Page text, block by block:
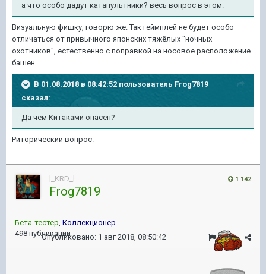
а что особо дадут катапультники? весь вопрос в этом.
Визуальную фишку, говорю же. Так геймплей не будет особо
отличаться от привычного японских тяжёлых "ночных
охотников", естественно с поправкой на носовое расположение
башен.
В 01.08.2018 в 08:42:52 пользователь Frog7819
сказал:
Да чем Китаками опасен?
Риторический вопрос.
1 142
[_KRD_]
Frog7819
Бета-тестер, Коллекционер
498 публикаций
#13
Опубликовано: 1 авг 2018, 08:50:42